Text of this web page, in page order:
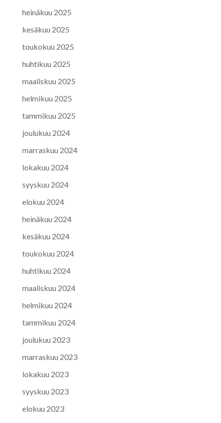
heinäkuu 2025
kesäkuu 2025
toukokuu 2025
huhtikuu 2025
maaliskuu 2025
helmikuu 2025
tammikuu 2025
joulukuu 2024
marraskuu 2024
lokakuu 2024
syyskuu 2024
elokuu 2024
heinäkuu 2024
kesäkuu 2024
toukokuu 2024
huhtikuu 2024
maaliskuu 2024
helmikuu 2024
tammikuu 2024
joulukuu 2023
marraskuu 2023
lokakuu 2023
syyskuu 2023
elokuu 2023